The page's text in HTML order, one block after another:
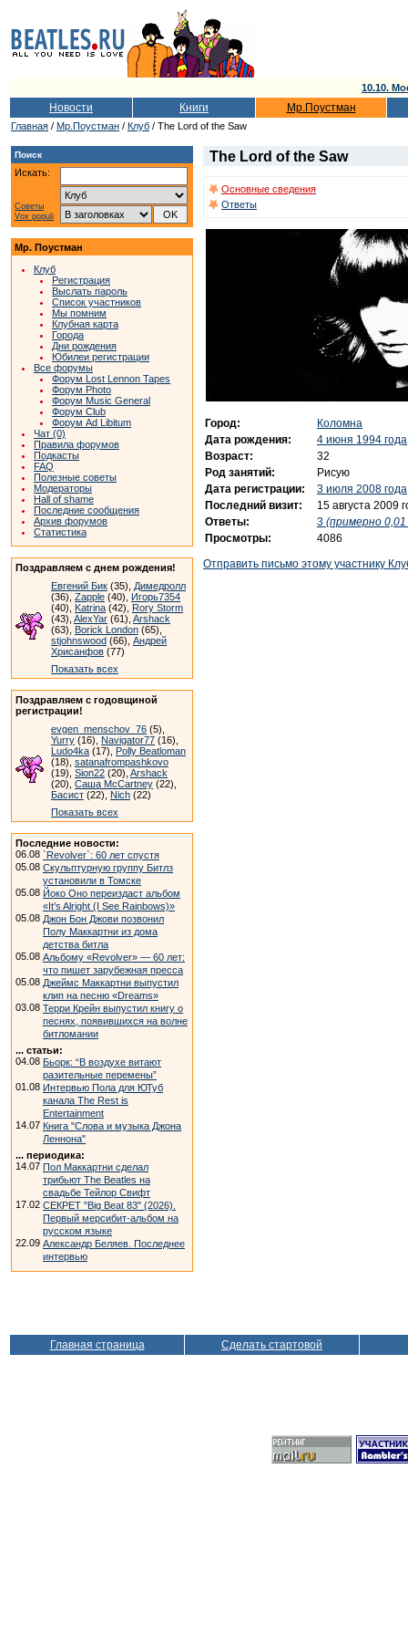
10.10.
Новости Книги Мр.Поустман
Главная / Мр.Поустман / Клуб / The Lord of the Saw
Поиск
Искать:
Советы
Vox populi
Мр. Поустман
Клуб
Регистрация
Выслать пароль
Список участников
Мы помним
Клубная карта
Города
Дни рождения
Юбилеи регистрации
Все форумы
Форум Lost Lennon Tapes
Форум Photo
Форум Music General
Форум Club
Форум Ad Libitum
Чат (0)
Правила форумов
Подкасты
FAQ
Полезные советы
Модераторы
Hall of shame
Последние сообщения
Архив форумов
Статистика
Поздравляем с днем рождения!
Евгений Бик (35), Димедролл
(36), Zapple (40), Игорь7354
(40), Katrina (42), Rory Storm
(43), AlexYar (61), Arshack
(63), Borick London (65),
stjohnswood (66), Андрей
Хрисанфов (77)
Показать всех
Поздравляем с годовщиной
регистрации!
evgen_menschov_76 (5),
Yurry (16), Navigator77 (16),
Ludo4ka (17), Polly Beatloman
(18), satanafrompashkovo
(19), Sion22 (20), Arshack
(20), Саша McCartney (22),
Басист (22), Nich (22)
Показать всех
Последние новости:
06.08 `Revolver`: 60 лет спустя
05.08 Скульптурную группу Битлз
установили в Томске
05.08 Йоко Оно переиздаст альбом
«It’s Alright (I See Rainbows)»
05.08 Джон Бон Джови позвонил
Полу Маккартни из дома
детства битла
05.08 Альбому «Revolver» — 60 лет:
что пишет зарубежная пресса
05.08 Джеймс Маккартни выпустил
клип на песню «Dreams»
03.08 Терри Крейн выпустил книгу о
песнях, появившихся на волне
битломании
... статьи:
04.08 Бьорк: “В воздухе витают
разительные перемены”
01.08 Интервью Пола для ЮТуб
канала The Rest is
Entertainment
14.07 Книга "Слова и музыка Джона
Леннона"
... периодика:
14.07 Пол Маккартни сделал
трибьют The Beatles на
свадьбе Тейлор Свифт
17.02 СЕКРЕТ "Big Beat 83" (2026).
Первый мерсибит-альбом на
русском языке
22.09 Александр Беляев. Последнее
интервью
The Lord of the Saw
Основные сведения
Ответы
Город:
Коломна
Дата рождения:
4 июня 1994 года
Возраст:
32
Род занятий:
Рисую
Дата регистрации:
3 июля 2008 года
Последний визит:
15 августа 2009
Ответы:
3 (примерно 0,01
Просмотры:
4086
Отправить письмо этому участнику
Главная страница Сделать стартовой